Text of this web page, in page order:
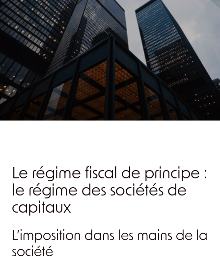
Le régime fiscal de principe :
le régime des sociétés de
capitaux
L’imposition dans les mains de la
société